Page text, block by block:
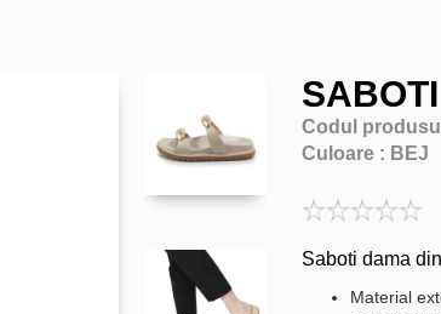
Codul
Culoare : BEJ
Saboti dama
Material